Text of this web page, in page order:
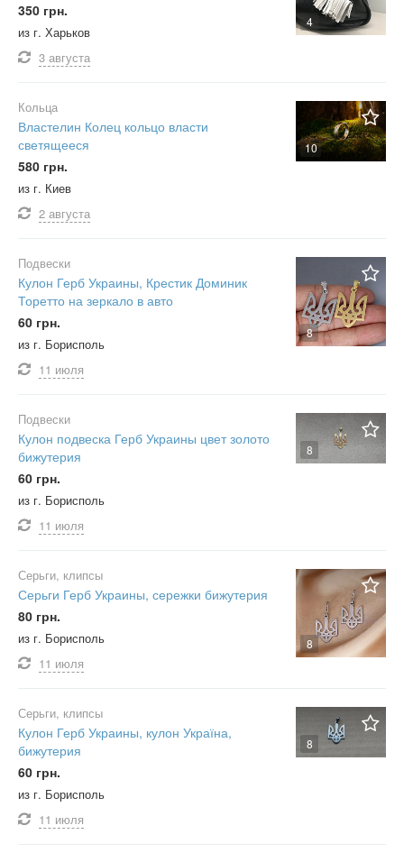
4
350 грн.
из г. Харьков
3 августа
10
Кольца
Властелин Колец кольцо власти
светящееся
580 грн.
из г. Киев
2 августа
8
Подвески
Кулон Герб Украины, Крестик Доминик
Торетто на зеркало в авто
60 грн.
из г. Борисполь
11 июля
8
Подвески
Кулон подвеска Герб Украины цвет золото
бижутерия
60 грн.
из г. Борисполь
11 июля
8
Серьги, клипсы
Серьги Герб Украины, сережки бижутерия
80 грн.
из г. Борисполь
11 июля
8
Серьги, клипсы
Кулон Герб Украины, кулон Україна,
бижутерия
60 грн.
из г. Борисполь
11 июля